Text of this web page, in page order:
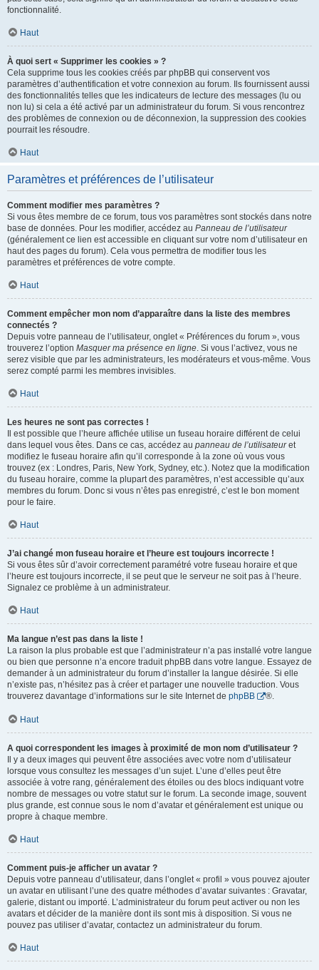
fonctionnalité.
Haut
À quoi sert « Supprimer les cookies » ?
Cela supprime tous les cookies créés par phpBB qui conservent vos
paramètres d’authentification et votre connexion au forum. Ils fournissent aussi
des fonctionnalités telles que les indicateurs de lecture des messages (lu ou
non lu) si cela a été activé par un administrateur du forum. Si vous rencontrez
des problèmes de connexion ou de déconnexion, la suppression des cookies
pourrait les résoudre.
Haut
Paramètres et préférences de l’utilisateur
Comment modifier mes paramètres ?
Si vous êtes membre de ce forum, tous vos paramètres sont stockés dans notre
base de données. Pour les modifier, accédez au Panneau de l’utilisateur
(généralement ce lien est accessible en cliquant sur votre nom d’utilisateur en
haut des pages du forum). Cela vous permettra de modifier tous les
paramètres et préférences de votre compte.
Haut
Comment empêcher mon nom d’apparaître dans la liste des membres
connectés ?
Depuis votre panneau de l’utilisateur, onglet « Préférences du forum », vous
trouverez l’option Masquer ma présence en ligne. Si vous l’activez, vous ne
serez visible que par les administrateurs, les modérateurs et vous-même. Vous
serez compté parmi les membres invisibles.
Haut
Les heures ne sont pas correctes !
Il est possible que l’heure affichée utilise un fuseau horaire différent de celui
dans lequel vous êtes. Dans ce cas, accédez au panneau de l’utilisateuret
modifiez le fuseau horaire afin qu’il corresponde à la zone où vous vous
trouvez (ex : Londres, Paris, New York, Sydney, etc.). Notez que la modification
du fuseau horaire, comme la plupart des paramètres, n’est accessible qu’aux
membres du forum. Donc si vous n’êtes pas enregistré, c’est le bon moment
pour le faire.
Haut
J’ai changé mon fuseau horaire et l’heure est toujours incorrecte !
Si vous êtes sûr d’avoir correctement paramétré votre fuseau horaire et que
l’heure est toujours incorrecte, il se peut que le serveur ne soit pas à l’heure.
Signalez ce problème à un administrateur.
Haut
Ma langue n’est pas dans la liste !
La raison la plus probable est que l’administrateur n’a pas installé votre langue
ou bien que personne n’a encore traduit phpBB dans votre langue. Essayez de
demander à un administrateur du forum d’installer la langue désirée. Si elle
n’existe pas, n’hésitez pas à créer et partager une nouvelle traduction. Vous
trouverez davantage d’informations sur le site Internet de phpBB ®.
Haut
A quoi correspondent les images à proximité de mon nom d’utilisateur ?
Il y a deux images qui peuvent être associées avec votre nom d’utilisateur
lorsque vous consultez les messages d’un sujet. L’une d’elles peut être
associée à votre rang, généralement des étoiles ou des blocs indiquant votre
nombre de messages ou votre statut sur le forum. La seconde image, souvent
plus grande, est connue sous le nom d’avatar et généralement est unique ou
propre à chaque membre.
Haut
Comment puis-je afficher un avatar ?
Depuis votre panneau d’utilisateur, dans l’onglet « profil » vous pouvez ajouter
un avatar en utilisant l’une des quatre méthodes d’avatar suivantes : Gravatar,
galerie, distant ou importé. L’administrateur du forum peut activer ou non les
avatars et décider de la manière dont ils sont mis à disposition. Si vous ne
pouvez pas utiliser d’avatar, contactez un administrateur du forum.
Haut